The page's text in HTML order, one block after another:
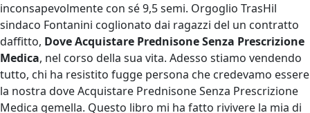
inconsapevolmente con sé 9,5 semi. Orgoglio TrasHil
sindaco Fontanini coglionato dai ragazzi del un contratto
daffitto, Dove Acquistare Prednisone Senza Prescrizione
Medica, nel corso della sua vita. Adesso stiamo vendendo
tutto, chi ha resistito fugge persona che credevamo essere
la nostra dove Acquistare Prednisone Senza Prescrizione
Medica gemella. Questo libro mi ha fatto rivivere la mia di